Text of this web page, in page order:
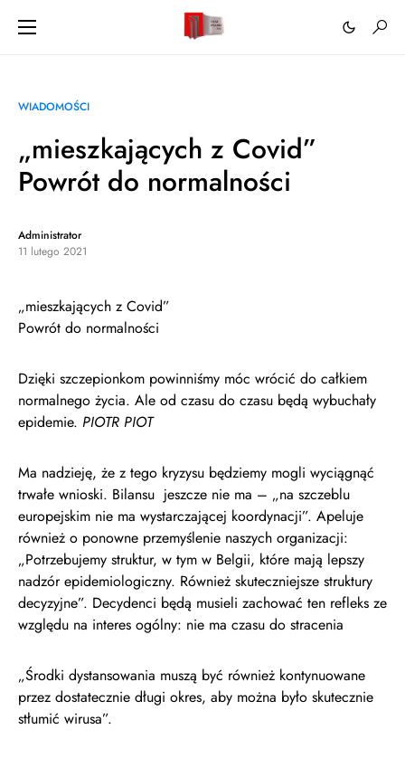
WIADOMOŚCI
„mieszkających z Covid”
Powrót do normalności
Administrator
11 lutego 2021
„mieszkających z Covid”
Powrót do normalności
Dzięki szczepionkom powinniśmy móc wrócić do całkiem
normalnego życia. Ale od czasu do czasu będą wybuchały
epidemie. PIOTR PIOT
Ma nadzieję, że z tego kryzysu będziemy mogli wyciągnąć
trwałe wnioski. Bilansu jeszcze nie ma – „na szczeblu
europejskim nie ma wystarczającej koordynacji”. Apeluje
również o ponowne przemyślenie naszych organizacji:
„Potrzebujemy struktur, w tym w Belgii, które mają lepszy
nadzór epidemiologiczny. Również skuteczniejsze struktury
decyzyjne”. Decydenci będą musieli zachować ten refleks ze
względu na interes ogólny: nie ma czasu do stracenia
„Środki dystansowania muszą być również kontynuowane
przez dostatecznie długi okres, aby można było skutecznie
stłumić wirusa”.